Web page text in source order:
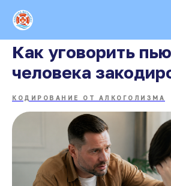
Как уговорить
человека
КОДИРОВАНИЕ ОТ АЛКОГОЛИЗМА